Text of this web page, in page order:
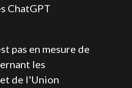
ChatGPT
pas en mesure de
les
de l'Union